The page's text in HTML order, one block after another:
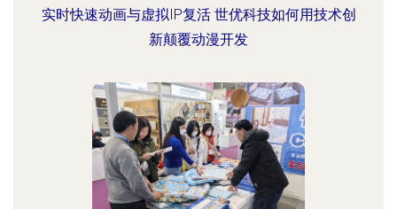
实时快速动画与虚拟IP复活 世优科技如何用技术创
新颠覆动漫开发